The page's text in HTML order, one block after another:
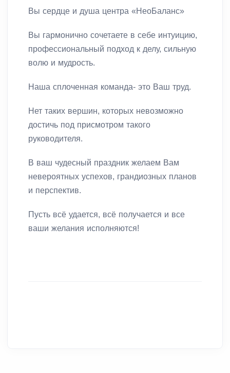
Вы сердце и душа центра «НеоБаланс»
Вы гармонично сочетаете в себе интуицию,
профессиональный подход к делу, сильную
волю и мудрость.
Наша сплоченная команда- это Ваш труд.
Нет таких вершин, которых невозможно
достичь под присмотром такого
руководителя.
В ваш чудесный праздник желаем Вам
невероятных успехов, грандиозных планов
и перспектив.
Пусть всё удается, всё получается и все
ваши желания исполняются!